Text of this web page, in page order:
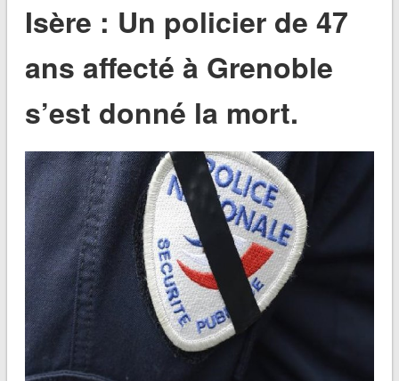
Isère : Un policier de 47
ans affecté à Grenoble
s’est donné la mort.